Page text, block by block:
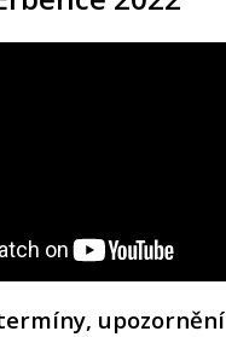
upozornění